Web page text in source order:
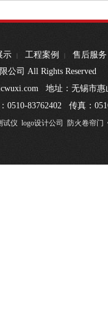
示 | 工程案例 |
售后服务
公司 All Rights Reserved
地址：无锡市
0510-83762402 传真：
试仪 logo设计公司 防火卷帘门